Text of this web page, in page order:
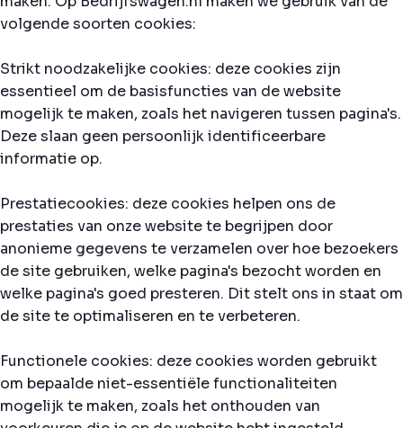
volgende soorten cookies:
Strikt noodzakelijke cookies: deze cookies zijn
essentieel om de basisfuncties van de website
mogelijk te maken, zoals het navigeren tussen pagina's.
Deze slaan geen persoonlijk identificeerbare
informatie op.
Prestatiecookies: deze cookies helpen ons de
prestaties van onze website te begrijpen door
anonieme gegevens te verzamelen over hoe bezoekers
de site gebruiken, welke pagina's bezocht worden en
welke pagina's goed presteren. Dit stelt ons in staat om
de site te optimaliseren en te verbeteren.
Functionele cookies: deze cookies worden gebruikt
om bepaalde niet-essentiële functionaliteiten
mogelijk te maken, zoals het onthouden van